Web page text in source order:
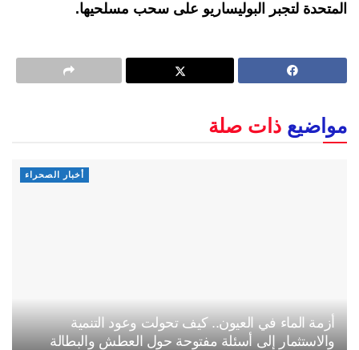
المتحدة لتجبر البوليساريو على سحب مسلحيها.
مواضيع ذات صلة
أخبار الصحراء
أزمة الماء في العيون.. كيف تحولت وعود التنمية
والاستثمار إلى أسئلة مفتوحة حول العطش والبطالة